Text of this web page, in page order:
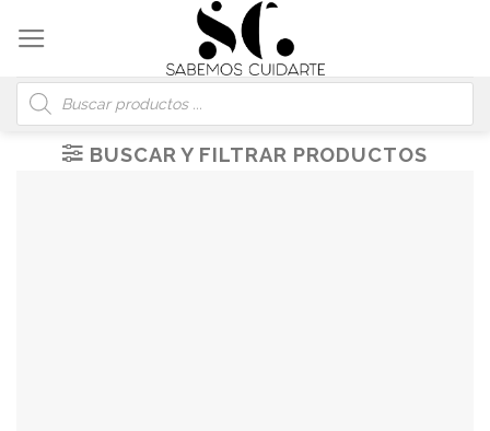
content
Búsqueda
de
productos
BUSCAR Y FILTRAR PRODUCTOS